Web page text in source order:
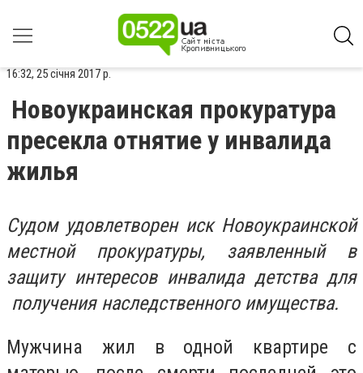
16:32, 25 січня 2017 р.
Новоукраинская прокуратура
пресекла отнятие у инвалида
жилья
Судом удовлетворен иск Новоукраинской
местной прокуратуры, заявленный в
защиту интересов инвалида детства для
получения наследственного имущества.
Мужчина жил в одной квартире с